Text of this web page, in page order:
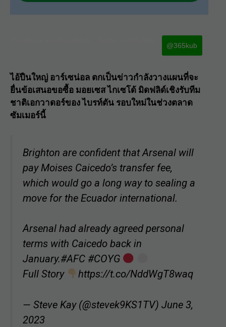
@365kub
ไอ้ปืนใหญ่ อาร์เซน่อล ตกเป็นข่าวกำลังวางแผนที่จะ
ยื่นข้อเสนอขอซื้อ มอยเซส ไกเซโด้ มิดฟลิด์เชิงรับทีม
ชาติเอกวาดอร์ของ ไบรท์ตัน รอบใหม่ในช่วงตลาด
ซัมเมอร์นี้
Brighton are confident that Arsenal will
pay Moises Caicedo’s transfer fee,
which would go a long way to sealing a
move for the Ecuador international.
Arsenal had already agreed personal
terms with Caicedo back in
January.#AFC #COYG
Full Story
https://t.co/NddWgT8waq
— Steve Kay (@stevek9KS1TV) June 3,
2023